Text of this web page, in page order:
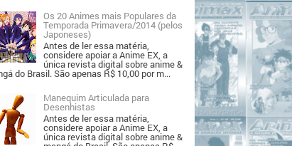
Os 20 Animes mais Populares da
Temporada Primavera/2014 (pelos
Japoneses)
Antes de ler essa matéria,
considere apoiar a Anime EX, a
única revista digital sobre anime &
do Brasil. São apenas R$ 10,00 por m...
Manequim Articulada para
Desenhistas
Antes de ler essa matéria,
considere apoiar a Anime EX, a
única revista digital sobre anime &